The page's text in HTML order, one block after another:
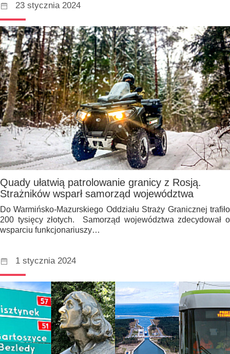
23 stycznia 2024
Quady ułatwią patrolowanie granicy z Rosją.
Strażników wsparł samorząd województwa
Do Warmińsko-Mazurskiego Oddziału Straży Granicznej trafiło
200 tysięcy złotych. Samorząd województwa zdecydował o
wsparciu funkcjonariuszy…
1 stycznia 2024